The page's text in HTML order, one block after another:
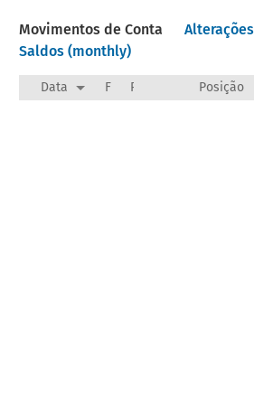
Movimentos de Conta
Saldos (monthly)
Data F Payee/Narration
Posição